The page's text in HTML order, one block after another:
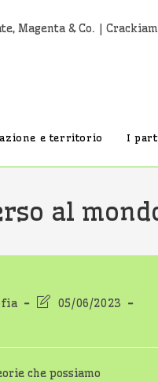
Magenta & Co. |
e territorio I
al
Ultima05/06/2023
che possiamo